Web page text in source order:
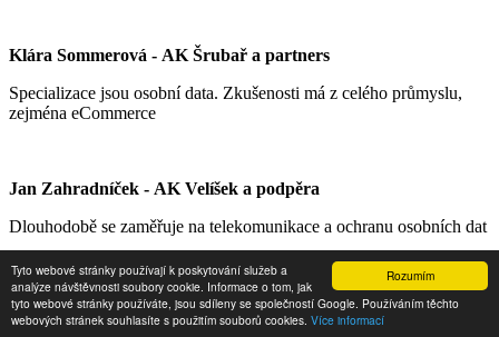
Rozumím
Tyto webové stránky používají k poskytování služeb a
analýze návštěvnosti soubory cookie. Informace o tom, jak
tyto webové stránky používáte, jsou sdíleny se společností Google. Používáním těchto
webových stránek souhlasíte s použitím souborů cookies. Více informací
Klára Sommerová - AK Šrubař a partners
Specializace jsou osobní data. Zkušenosti má z celého průmyslu,
zejména eCommerce
Jan Zahradníček - AK Velíšek a podpěra
Dlouhodobě se zaměřuje na telekomunikace a ochranu osobních dat
Copyright © 2024 -Internet pro všechny
Zásady zpracování osobních údajů|Podmínky užití|